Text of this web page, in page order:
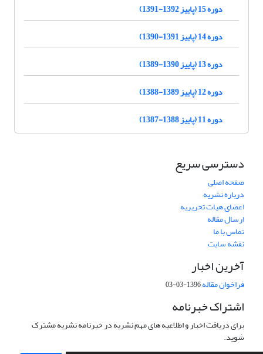
دوره 15 (پاییز 1392-1391)
دوره 14 (پاییز 1391-1390)
دوره 13 (پاییز 1390-1389)
دوره 12 (پاییز 1389-1388)
دوره 11 (پاییز 1388-1387)
دسترسی سریع
صفحه اصلی
درباره نشریه
اعضای هیات تحریریه
ارسال مقاله
تماس با ما
نقشه سایت
آخرین اخبار
فراخوان مقاله1396-03-03
اشتراک خبرنامه
برای دریافت اخبار و اطلاعیه های مهم نشریه در خبرنامه نشریه مشترک
شوید.